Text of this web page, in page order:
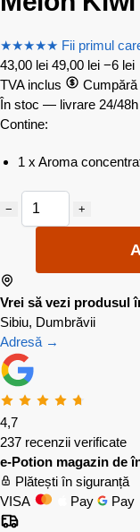
★★★★★ Fii primul
43,00 lei 49,00 lei −6 lei
TVA inclus
În stoc — livrare 24/48h
Contine:
1 x Aroma
− +
Vrei să vezi produsul
Sibiu, Dumbrăvii
Adresă →
4,7
237 recenzii verificate
e-Potion magazin de
Plătești în siguranță
VISA
Pay Pay